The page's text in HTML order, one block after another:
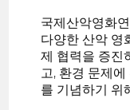
국제산악영화
다양한 산악 영
제 협력을 증진
고, 환경 문제
를 기념하기 위